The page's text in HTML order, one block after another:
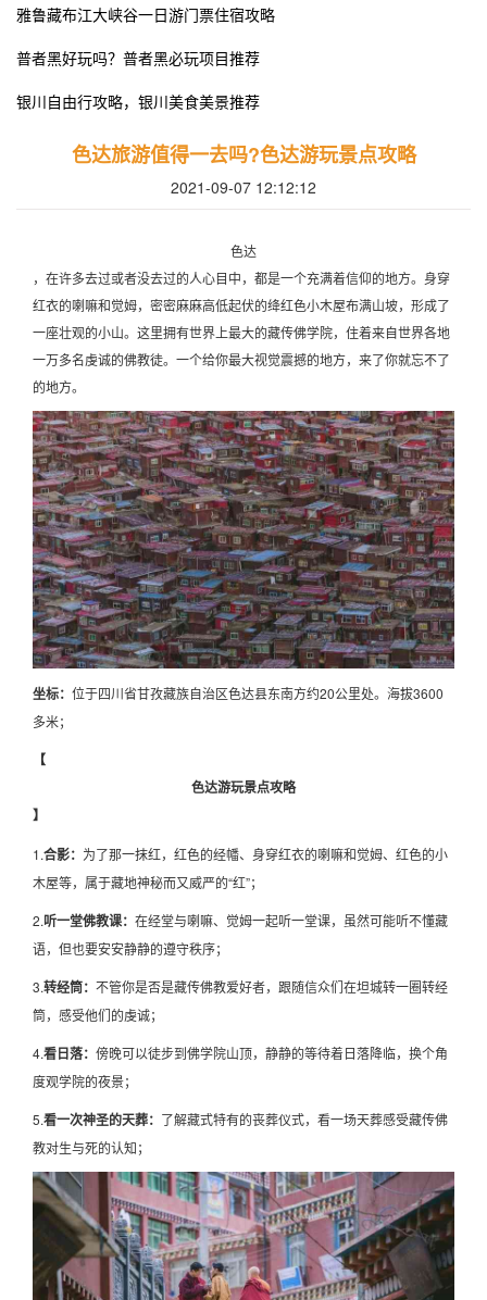
雅鲁藏布江大峡谷一日游门票住宿攻略
普者黑好玩吗？普者黑必玩项目推荐
银川自由行攻略，银川美食美景推荐
色达旅游值得一去吗?色达游玩景点攻略
2021-09-07 12:12:12
色达
，在许多去过或者没去过的人心目中，都是一个充满着信仰的地方。身穿
红衣的喇嘛和觉姆，密密麻麻高低起伏的绛红色小木屋布满山坡，形成了
一座壮观的小山。这里拥有世界上最大的藏传佛学院，住着来自世界各地
一万多名虔诚的佛教徒。一个给你最大视觉震撼的地方，来了你就忘不了
的地方。
坐标： 位于四川省甘孜藏族自治区色达县东南方约20公里处。海拔3600
多米；
【
色达游玩景点攻略
】
1.合影： 为了那一抹红，红色的经幡、身穿红衣的喇嘛和觉姆、红色的小
木屋等，属于藏地神秘而又威严的“红”；
2.听一堂佛教课： 在经堂与喇嘛、觉姆一起听一堂课，虽然可能听不懂藏
语，但也要安安静静的遵守秩序；
3.转经筒： 不管你是否是藏传佛教爱好者，跟随信众们在坦城转一圈转经
筒，感受他们的虔诚；
4.看日落： 傍晚可以徒步到佛学院山顶，静静的等待着日落降临，换个角
度观学院的夜景；
5.看一次神圣的天葬： 了解藏式特有的丧葬仪式，看一场天葬感受藏传佛
教对生与死的认知；